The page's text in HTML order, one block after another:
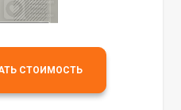
СТОИМОСТЬ